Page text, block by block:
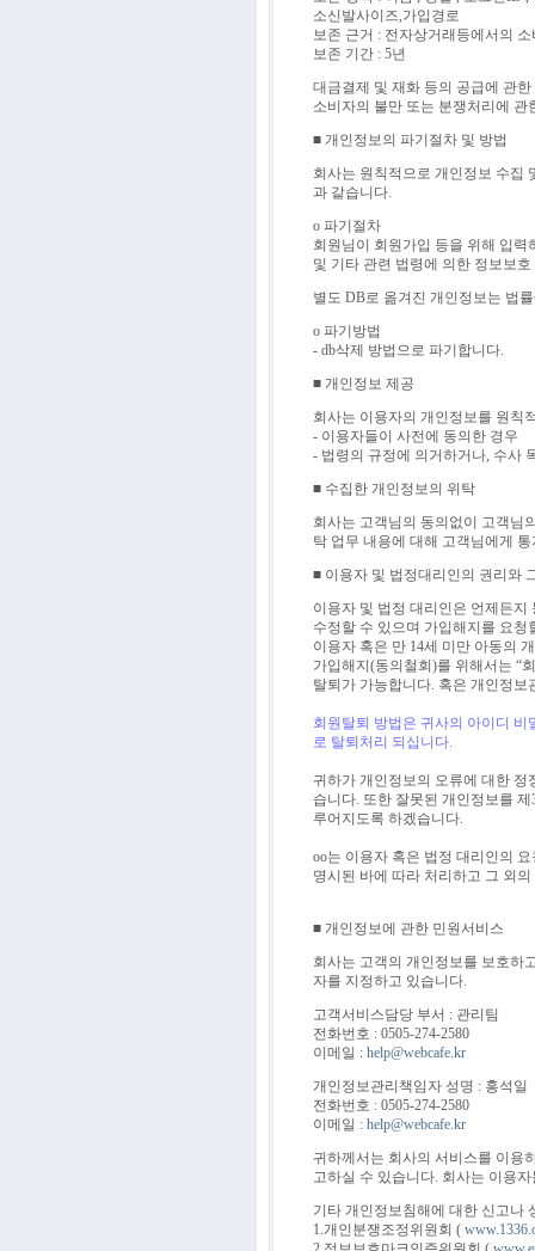
소신발사이즈,가입경로
보존 근거 : 전자상거래등에서의
보존 기간 : 5년
대금결제 및 재화 등의 공급에 관
소비자의 불만 또는 분쟁처리에
■ 개인정보의 파기절차 및 방법
회사는 원칙적으로 개인정보 수집
과 같습니다.
ο 파기절차
회원님이 회원가입 등을 위해 입
및 기타 관련 법령에 의한 정보보
별도 DB로 옮겨진 개인정보는 법
ο 파기방법
- db삭제 방법으로 파기합니다.
■ 개인정보 제공
회사는 이용자의 개인정보를 원칙
- 이용자들이 사전에 동의한 경우
- 법령의 규정에 의거하거나, 수사
■ 수집한 개인정보의 위탁
회사는 고객님의 동의없이 고객님
탁 업무 내용에 대해 고객님에게
■ 이용자 및 법정대리인의 권리와
이용자 및 법정 대리인은 언제든
수정할 수 있으며 가입해지를 요청
이용자 혹은 만 14세 미만 아동의
가입해지(동의철회)를 위해서는 “
탈퇴가 가능합니다. 혹은 개인정
회원탈퇴 방법은 귀사의 아이디
로 탈퇴처리 되십니다.
귀하가 개인정보의 오류에 대한
습니다. 또한 잘못된 개인정보를
루어지도록 하겠습니다.
oo는 이용자 혹은 법정 대리인의
명시된 바에 따라 처리하고 그 외
■ 개인정보에 관한 민원서비스
회사는 고객의 개인정보를 보호하
자를 지정하고 있습니다.
고객서비스담당 부서 : 관리팀
전화번호 : 0505-274-2580
이메일 : help@webcafe.kr
개인정보관리책임자 성명 : 홍석일
전화번호 : 0505-274-2580
이메일 : help@webcafe.kr
귀하께서는 회사의 서비스를 이용
고하실 수 있습니다. 회사는 이용
기타 개인정보침해에 대한 신고나
1.개인분쟁조정위원회 (